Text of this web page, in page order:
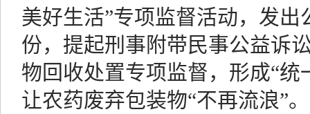
美好生活”专项监督活动，发出
份，提起刑事附带民事公益诉
物回收处置专项监督，形成“
让农药废弃包装物“不再流浪”